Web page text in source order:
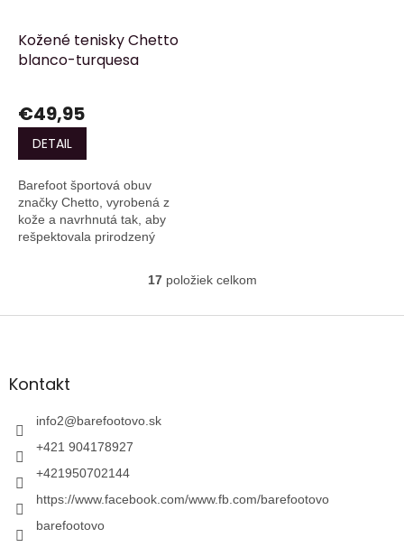
Kožené tenisky Chetto
blanco-turquesa
€49,95
DETAIL
Barefoot športová obuv
značky Chetto, vyrobená z
kože a navrhnutá tak, aby
rešpektovala prirodzený
O
l
k
y
17položiek celkom
Z
äKontakt
info2@barefootovo.sk
+421 904178927
+421950702144
https://www.facebook.com/www.fb.com/barefootovo
barefootovo